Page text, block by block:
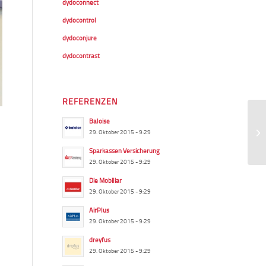
dydoconnect
dydocontrol
dydoconjure
dydocontrast
REFERENZEN
Baloise
29. Oktober 2015 - 9:29
Sparkassen Versicherung
29. Oktober 2015 - 9:29
Die Mobiliar
29. Oktober 2015 - 9:29
AirPlus
29. Oktober 2015 - 9:29
dreyfus
29. Oktober 2015 - 9:29